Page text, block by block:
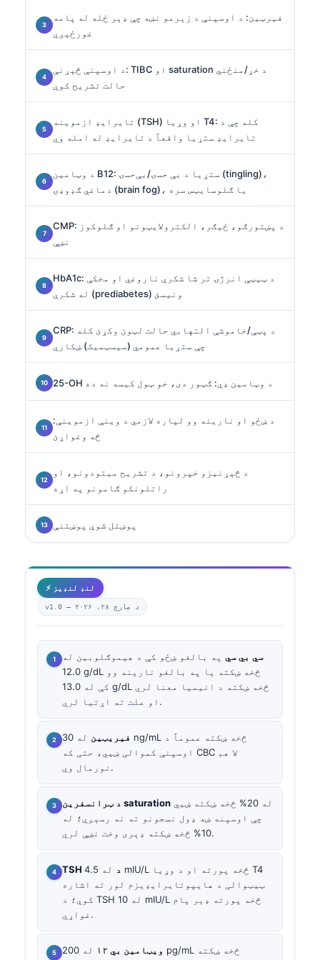
فیرټین: د اوسپنې د زېرمو نښه چې ډېر ځله له پامه
غورځېږي
د اوسپنې څېړنې: TIBC او saturation د خړ/منځني
حالت تشریح کوي
تایرایډ ازموینه (TSH) او وړیا T4: کله چې د
تایرایډ ستړیا واقعاً د تایرایډ له امله وي
د وټامین B12: ستړیا د بې حسۍ/بې‌حسۍ (tingling)،
دماغي ګډوډۍ (brain fog)، یا ګلوسایټس سره
CMP: د پښتورګو، ځیګر، الکترولایټونو او ګلوکوز
نښې
HbA1c: د ټیټې انرژۍ تر شا شکرې ناروغي او مخکې
له شکرې (prediabetes) ونیسئ
CRP: د پټې/خاموشې التهابي حالت لټون وکړئ کله
چې ستړیا عمومي (سیسټمیک) ښکاري
25-OH د وټامین ډي: ګټور دی، خو ټول کیسه نه ده
د ښځو او نارینه وو لپاره لازمي د وینې ازموینې:
څه وغواړئ
د څېړنیزو خپرونو، د تشریح میتودونو، او
راتلونکو ګامونو په اړه
پوښتل شوې پوښتنې
⚡ لنډ لنډیز
v1.0 — د مارچ ۲۸، ۲۰۲۶
سي بي سي په بالغو ښځو کې د هیموګلوبین له
12.0 g/dL څخه ښکته یا په بالغو نارینه وو
کې له 13.0 g/dL څخه ښکته د انیمیا معنا لري
او علت ته اړتیا لري.
فیریټین
له 30 ng/mL څخه ښکته عموماً د
اوسپنې کموالی ښيي، حتی که CBC لا هم
نورمال وي.
د ټرانسفرین saturation
چې اوسپنه ښه ډول نسجونو ته نه رسېږي؛ له
10% څخه ښکته ډېری وخت نښې لري.
TSH د
له 4.5 mIU/L څخه پورته او د وړیا T4
ټیټوالی د هایپوتایرایډیزم لور ته اشاره
کوي؛ د TSH له 10 mIU/L څخه پورته ډېر پام
غواړي.
ویټامین بي ۱۲
له 200 pg/mL څخه ښکته